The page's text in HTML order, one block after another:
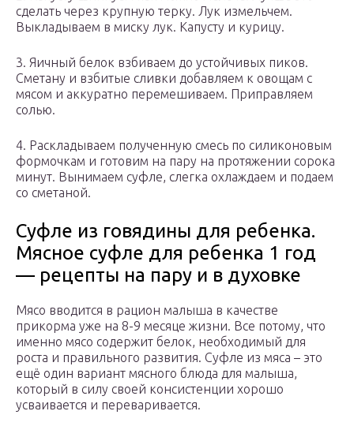
сделать через крупную терку. Лук измельчем.
Выкладываем в миску лук. Капусту и курицу.
3. Яичный белок взбиваем до устойчивых пиков.
Сметану и взбитые сливки добавляем к овощам с
мясом и аккуратно перемешиваем. Приправляем
солью.
4. Раскладываем полученную смесь по силиконовым
формочкам и готовим на пару на протяжении сорока
минут. Вынимаем суфле, слегка охлаждаем и подаем
со сметаной.
Cуфле из говядины для ребенка.
Мясное суфле для ребенка 1 год
— рецепты на пару и в духовке
Мясо вводится в рацион малыша в качестве
прикорма уже на 8-9 месяце жизни. Все потому, что
именно мясо содержит белок, необходимый для
роста и правильного развития. Суфле из мяса – это
ещё один вариант мясного блюда для малыша,
который в силу своей консистенции хорошо
усваивается и переваривается.